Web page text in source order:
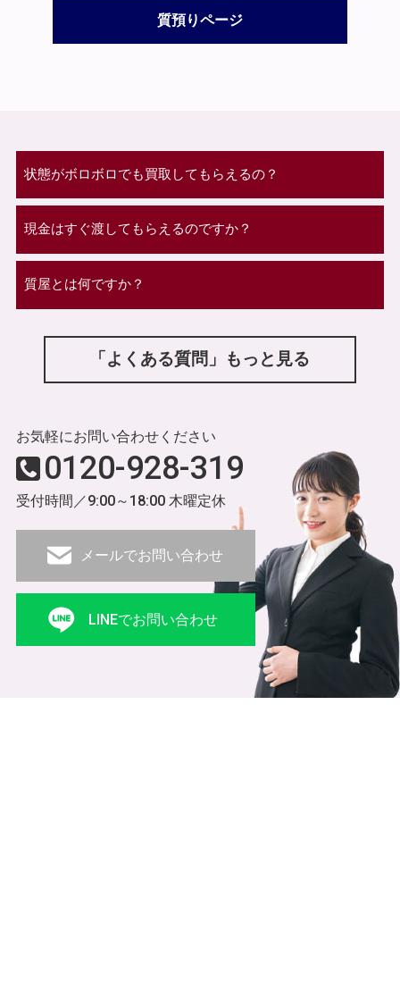
質預りページ
状態がボロボロでも買取してもらえるの？
現金はすぐ渡してもらえるのですか？
質屋とは何ですか？
「よくある質問」もっと見る
お気軽にお問い合わせください
0120-928-319
受付時間／9:00～18:00 木曜定休
メールでお問い合わせ
LINEでお問い合わせ